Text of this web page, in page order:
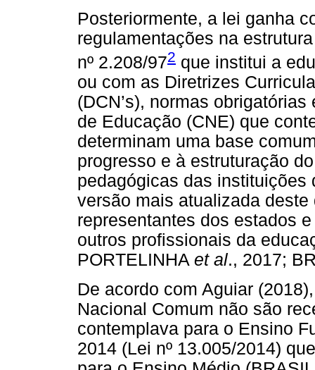
Posteriormente, a lei ganha
regulamentações na
nº 2.208/972 que institui a
ou com as Diretrizes
(DCN’s), normas
de Educação (CNE) que
determinam uma base
progresso e à estruturação
pedagógicas das instituições
versão mais atualizada
representantes dos estados
outros profissionais da
PORTELINHA et al., 2017;
De acordo com Aguiar
Nacional Comum não são
contemplava para o Ensino
2014 (Lei nº 13.005/2014)